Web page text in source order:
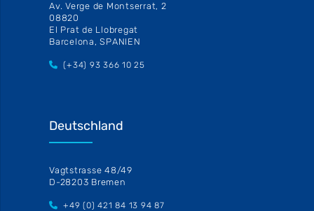
Av. Verge de Montserrat, 2
08820
El Prat de Llobregat
Barcelona, SPANIEN
(+34) 93 366 10 25
Deutschland
Vagtstrasse 48/49
D-28203 Bremen
+49 (0) 421 84 13 94 87